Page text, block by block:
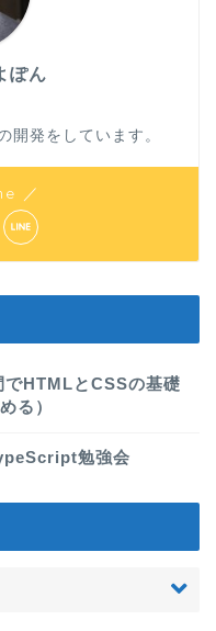
ぽん
開発をしています。
／
HTMLとCSSの基礎
る）
勉強会